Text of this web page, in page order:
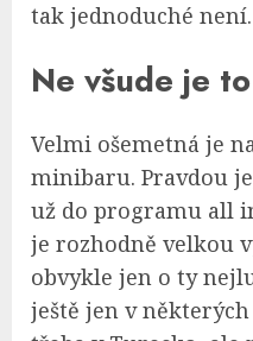
tak jednoduché není.
Ne všude je
Velmi ošemetná je
minibaru. Pravdou
už do programu all
je rozhodně velkou
obvykle jen o ty
ještě jen v